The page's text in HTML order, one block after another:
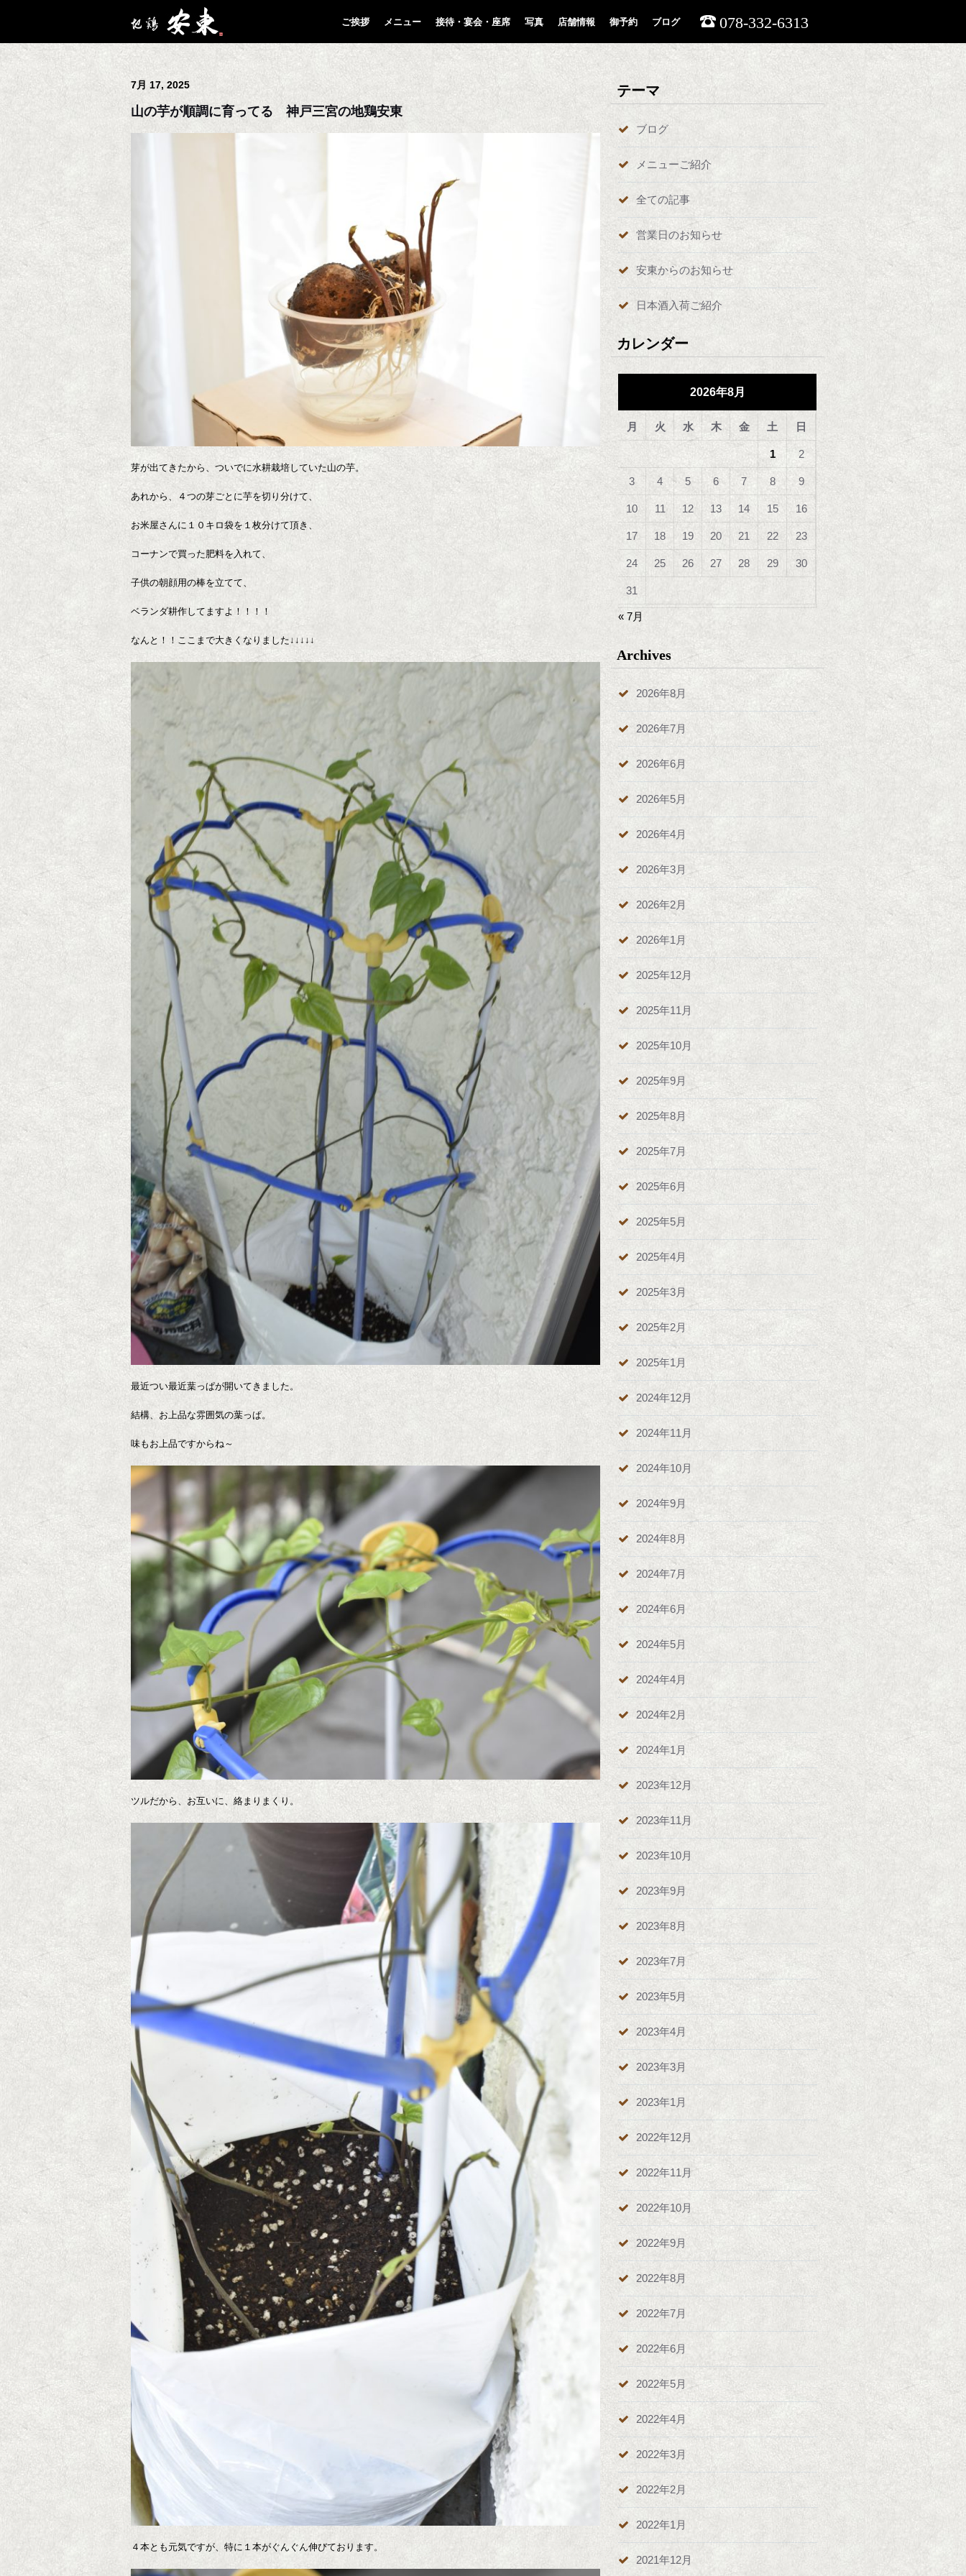
ご挨拶 メニュー 接待・宴会・座席 写真 店舗情報 御予約 ブログ 078-332-6313
7月 17, 2025
山の芋が順調に育ってる 神戸三宮の地鶏安東
芽が出てきたから、ついでに水耕栽培していた山の芋。
あれから、４つの芽ごとに芋を切り分けて、
お米屋さんに１０キロ袋を１枚分けて頂き、
コーナンで買った肥料を入れて、
子供の朝顔用の棒を立てて、
ベランダ耕作してますよ！！！！
なんと！！ここまで大きくなりました↓↓↓↓↓
最近つい最近葉っぱが開いてきました。
結構、お上品な雰囲気の葉っぱ。
味もお上品ですからね～
ツルだから、お互いに、絡まりまくり。
４本とも元気ですが、特に１本がぐんぐん伸びております。
テーマ
ブログ
メニューご紹介
全ての記事
営業日のお知らせ
安東からのお知らせ
日本酒入荷ご紹介
カレンダー
2026年8月
月 火 水 木 金 土 日
1 2
3 4 5 6 7 8 9
10 11 12 13 14 15 16
17 18 19 20 21 22 23
24 25 26 27 28 29 30
31
« 7月
Archives
2026年8月
2026年7月
2026年6月
2026年5月
2026年4月
2026年3月
2026年2月
2026年1月
2025年12月
2025年11月
2025年10月
2025年9月
2025年8月
2025年7月
2025年6月
2025年5月
2025年4月
2025年3月
2025年2月
2025年1月
2024年12月
2024年11月
2024年10月
2024年9月
2024年8月
2024年7月
2024年6月
2024年5月
2024年4月
2024年2月
2024年1月
2023年12月
2023年11月
2023年10月
2023年9月
2023年8月
2023年7月
2023年5月
2023年4月
2023年3月
2023年1月
2022年12月
2022年11月
2022年10月
2022年9月
2022年8月
2022年7月
2022年6月
2022年5月
2022年4月
2022年3月
2022年2月
2022年1月
2021年12月